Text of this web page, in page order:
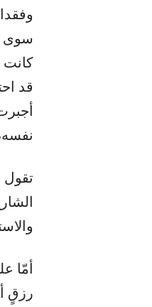
سوى
كانت
قد
تقول
أمّا
رزقٍ